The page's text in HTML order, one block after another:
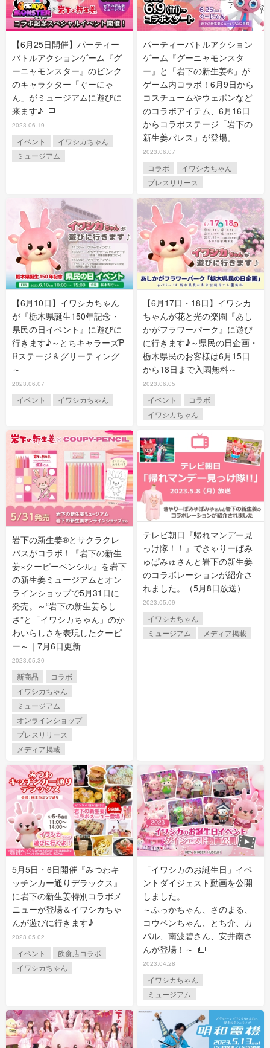
【6月25日開催】パーティー
バトルアクションゲーム『グ
ーニャモンスター』のピンク
のキャラクター「ぐーにゃ
ん」がミュージアムに遊びに
来ます♪
2023.06.19
イベント
イワシカちゃん
ミュージアム
パーティーバトルアクション
ゲーム『グーニャモンスタ
ー』と「岩下の新生姜®」が
ゲーム内コラボ！6月9日から
コスチュームやウェポンなど
のコラボアイテム、6月16日
からコラボステージ「岩下の
新生姜パレス」が登場。
2023.06.07
コラボ
イワシカちゃん
プレスリリース
【6月10日】イワシカちゃん
が『栃木県誕生150年記念・
県民の日イベント』に遊びに
行きます♪～とちキャラーズP
Rステージ＆グリーティング
～
2023.06.07
イベント イワシカちゃん
【6月17日・18日】イワシカ
ちゃんが花と光の楽園『あし
かがフラワーパーク』に遊び
に行きます♪～県民の日企画・
栃木県民のお客様は6月15日
から18日まで入園無料～
2023.06.05
イベント
コラボ
イワシカちゃん
岩下の新生姜®とサクラクレ
パスがコラボ！『岩下の新生
姜×クーピーペンシル』を岩下
の新生姜ミュージアムとオン
ラインショップで5月31日に
発売。～“岩下の新生姜らし
さ”と「イワシカちゃん」のか
わいらしさを表現したクーピ
ー～｜7月6日更新
2023.05.30
新商品
コラボ
イワシカちゃん
ミュージアム
オンラインショップ
プレスリリース
メディア掲載
テレビ朝日『帰れマンデー見
っけ隊！！』できゃりーぱみ
ゅぱみゅさんと岩下の新生姜
のコラボレーションが紹介さ
れました。（5月8日放送）
2023.05.09
イワシカちゃん
ミュージアム
メディア掲載
5月5日・6日開催『みつわキ
ッチンカー通りデラックス』
に岩下の新生姜特別コラボメ
ニューが登場＆イワシカちゃ
んが遊びに行きます♪
2023.05.02
イベント
飲食店コラボ
イワシカちゃん
「イワシカのお誕生日」イベ
ントダイジェスト動画を公開
しました。
～ふっかちゃん、さのまる、
コウペンちゃん、とち介、カ
パル、南波碧さん、安井南さ
んが登場！～
2023.04.28
イワシカちゃん
ミュージアム